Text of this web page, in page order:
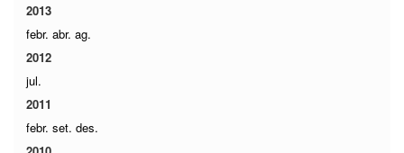
2013
febr. abr. ag.
2012
jul.
2011
febr. set. des.